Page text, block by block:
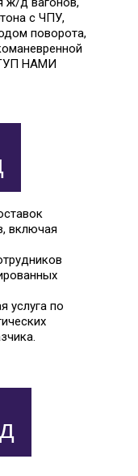
с ЧПУ,
поворота,
НАМИ
включая
услуга по